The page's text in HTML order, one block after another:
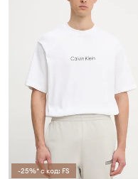
-25%* с код: FS